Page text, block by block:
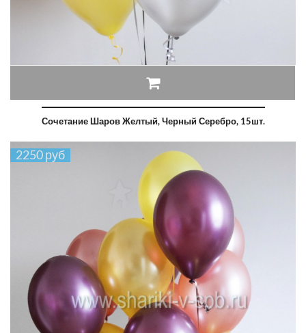
Сочетание Шаров Желтый, Черный Серебро, 15шт.
2250 руб